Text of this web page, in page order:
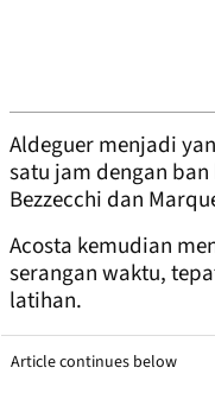
Aldeguer menjadi
satu jam dengan
Bezzecchi dan
Acosta kemudian
serangan waktu,
latihan.
Article continues below